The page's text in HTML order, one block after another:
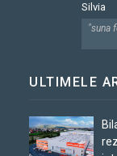
Silvia
"suna
ULTIMELE